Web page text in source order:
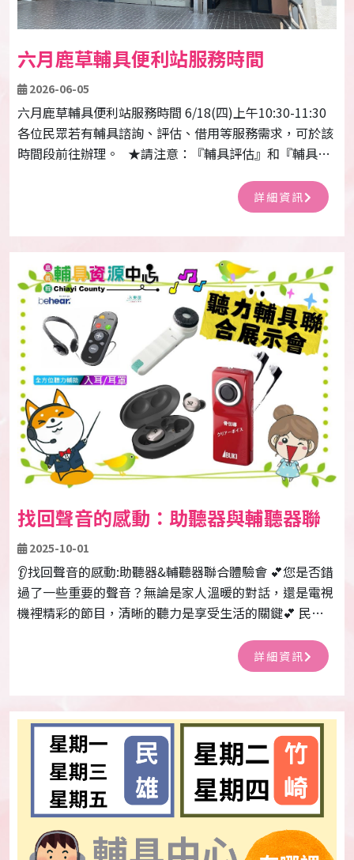
六月鹿草輔具便利站服務時間
2026-06-05
六月鹿草輔具便利站服務時間 6/18(四)上午10:30-11:30
各位民眾若有輔具諮詢、評估、借用等服務需求，可於該
時間段前往辦理。 ★請注意：『輔具評估』和『輔具借
人文康中心2樓(嘉義縣鹿草鄉圓山路218號) 預約電話: (山
線)05-2793350 (海線)05-3791851 (民雄)05-2268005
詳細資訊
找回聲音的感動：助聽器與輔聽器聯
合體驗會
2025-10-01
👂找回聲音的感動:助聽器&輔聽器聯合體驗會 💕您是否錯
過了一些重要的聲音？無論是家人溫暖的對話，還是電視
機裡精彩的節目，清晰的聽力是享受生活的關鍵💕 民雄
示會」，現場將有專業人員為您介紹與示範各種新型助聽
器及個人輔聽器，幫助您找到最適合的聽力解決方案！
🙋‍♀️🙋‍♀️🙋‍♀️ ★展演時間:114年10月1日~114年10月31日 (每
週一~每週五) 上午8:00~12:00 下午13:30~17:30 ★展演
地點:嘉義縣民雄鄉西安村西安路155號2F (嘉義縣綜合社
會福利館) ★ 現場提供免費諮詢與試用服務，歡迎有需求
的民眾與家人一同前來體驗喔!★ 🤠🤠🤠
詳細資訊